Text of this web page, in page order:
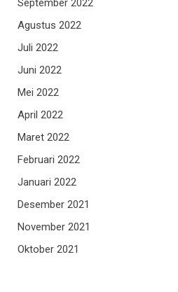
September 2022
Agustus 2022
Juli 2022
Juni 2022
Mei 2022
April 2022
Maret 2022
Februari 2022
Januari 2022
Desember 2021
November 2021
Oktober 2021